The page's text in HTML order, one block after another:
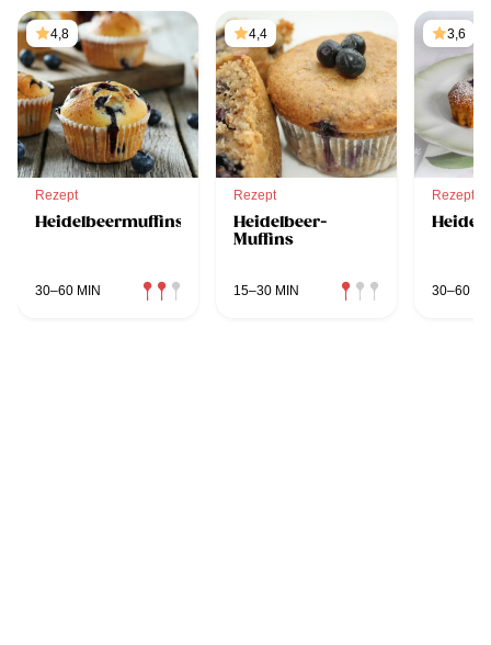
4,8
Rezept
Heidelbeermuffins
30–60 MIN
4,4
Rezept
Heidelbeer-
Muffins
15–30 MIN
3,6
Rezept
30–60